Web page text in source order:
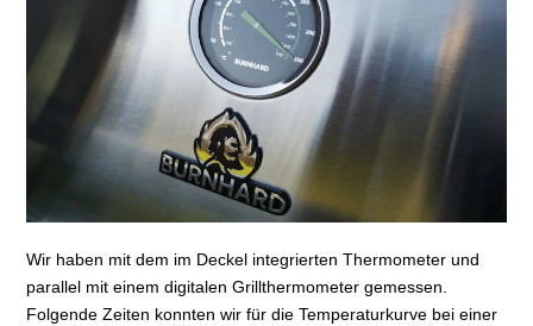
Wir haben mit dem im Deckel integrierten Thermometer und
parallel mit einem digitalen Grillthermometer gemessen.
Folgende Zeiten konnten wir für die Temperaturkurve bei einer